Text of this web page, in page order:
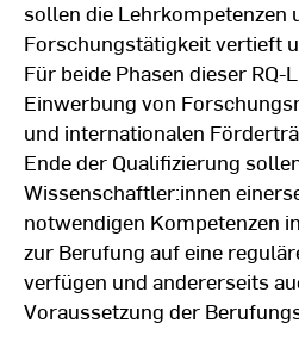
sollen die Lehrkompetenzen
Forschungstätigkeit vertieft
Für beide Phasen dieser RQ-
Einwerbung von
und internationalen
Ende der Qualifizierung
Wissenschaftler:innen
notwendigen Kompetenzen
zur Berufung auf eine
verfügen und andererseits
Voraussetzung der